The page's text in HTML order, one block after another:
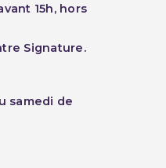
15h, hors
Signature.
samedi de